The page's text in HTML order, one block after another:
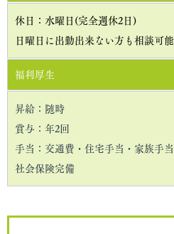
休日：水曜日(完全週休2日)
日曜日に出勤出来ない方も相談可能
福利厚生
昇給：随時
賞与：年2回
手当：交通費・住宅手当・家族手当
社会保険完備